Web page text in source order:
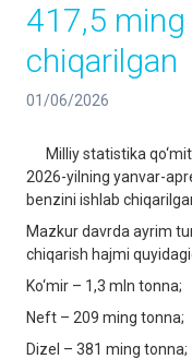
417,5
chiqarilgan
01/06/2026
Milliy statistika
2026-yilning yanvar-
benzini ishlab
Mazkur davrda ayrim
chiqarish hajmi
Ko‘mir – 1,3 mln tonna;
Neft – 209 ming tonna;
Dizel – 381 ming tonna;